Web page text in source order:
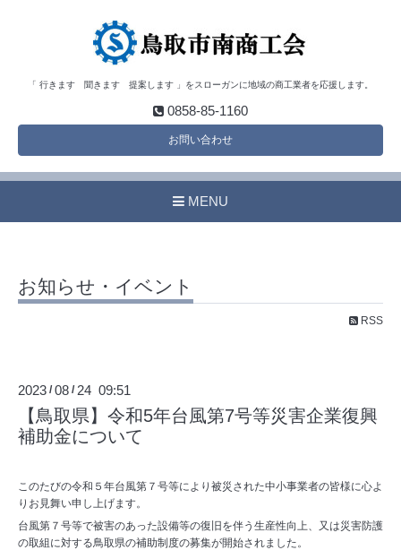
「 行きます 聞きます 提案します 」をスローガンに地域の商工業者を応援します。
0858-85-1160
お問い合わせ
MENU
お知らせ・イベント
RSS
2023 /08 / 24 09:51
【鳥取県】令和5年台風第7号等災害企業復興
補助金について
このたびの令和５年台風第７号等により被災された中小事業者の皆様に心よ
りお見舞い申し上げます。
台風第７号等で被害のあった設備等の復旧を伴う生産性向上、又は災害防護
の取組に対する鳥取県の補助制度の募集が開始されました。